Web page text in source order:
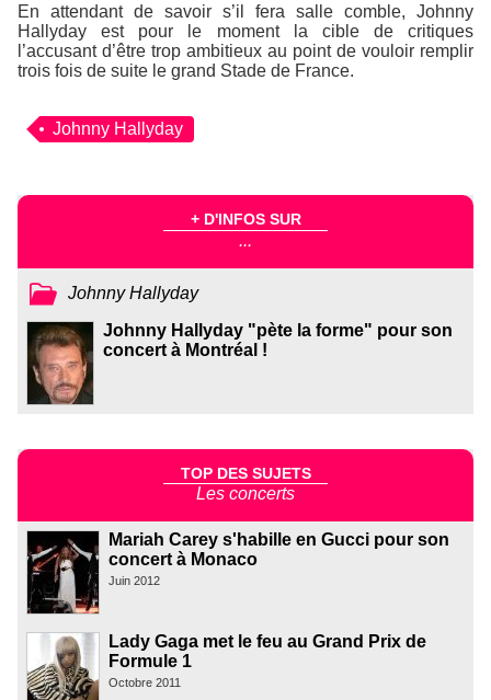
En attendant de savoir s’il fera salle comble, Johnny
Hallyday est pour le moment la cible de critiques
l’accusant d’être trop ambitieux au point de vouloir remplir
trois fois de suite le grand Stade de France.
Johnny Hallyday
+ D'INFOS SUR
...
Johnny Hallyday
Johnny Hallyday "pète la forme" pour son
concert à Montréal !
TOP DES SUJETS
Les concerts
Mariah Carey s'habille en Gucci pour son
concert à Monaco
Juin 2012
Lady Gaga met le feu au Grand Prix de
Formule 1
Octobre 2011